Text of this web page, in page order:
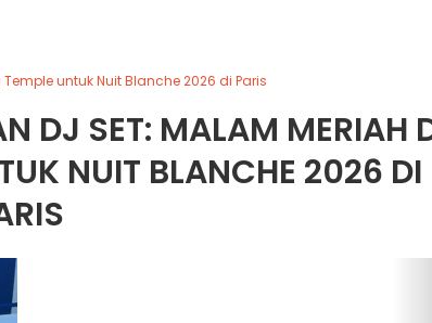
untuk Nuit Blanche 2026 di Paris
DJ SET: MALAM MERIAH
NUIT BLANCHE 2026 DI